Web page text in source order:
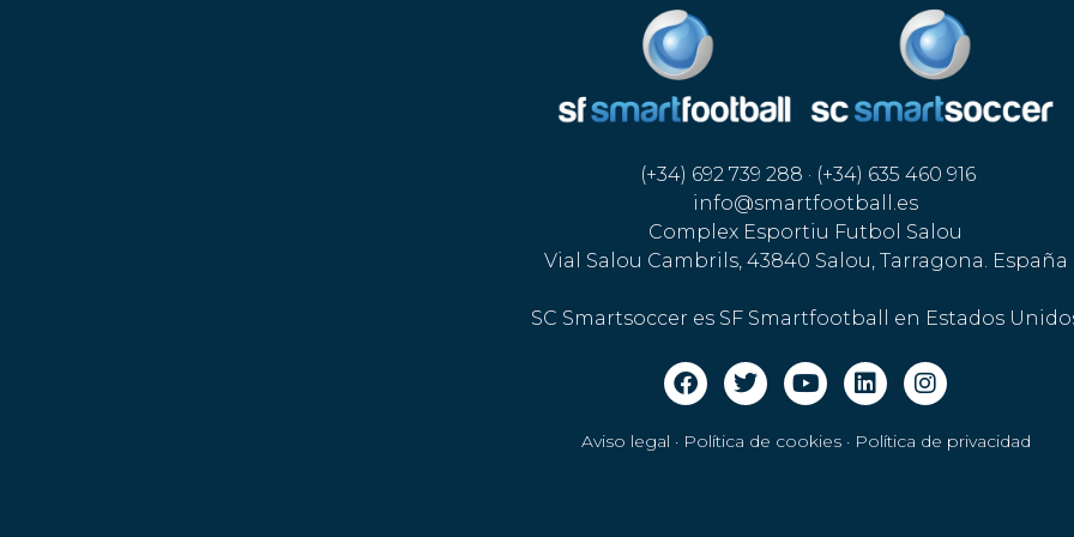
(+34) 692 739 288 · (+34) 635 460 916
info@smartfootball.es
Complex Esportiu Futbol Salou
Vial Salou Cambrils, 43840 Salou, Tarragona. España
SC Smartsoccer es SF Smartfootball en Estados
Aviso legal · Política de cookies· Política de privacidad